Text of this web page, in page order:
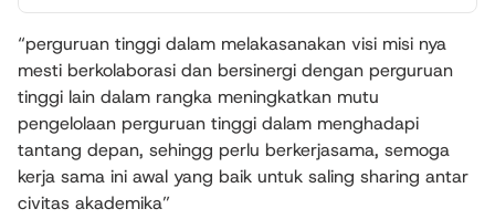
“perguruan tinggi dalam melakasanakan visi misi nya
mesti berkolaborasi dan bersinergi dengan perguruan
tinggi lain dalam rangka meningkatkan mutu
pengelolaan perguruan tinggi dalam menghadapi
tantang depan, sehingg perlu berkerjasama, semoga
kerja sama ini awal yang baik untuk saling sharing antar
civitas akademika”